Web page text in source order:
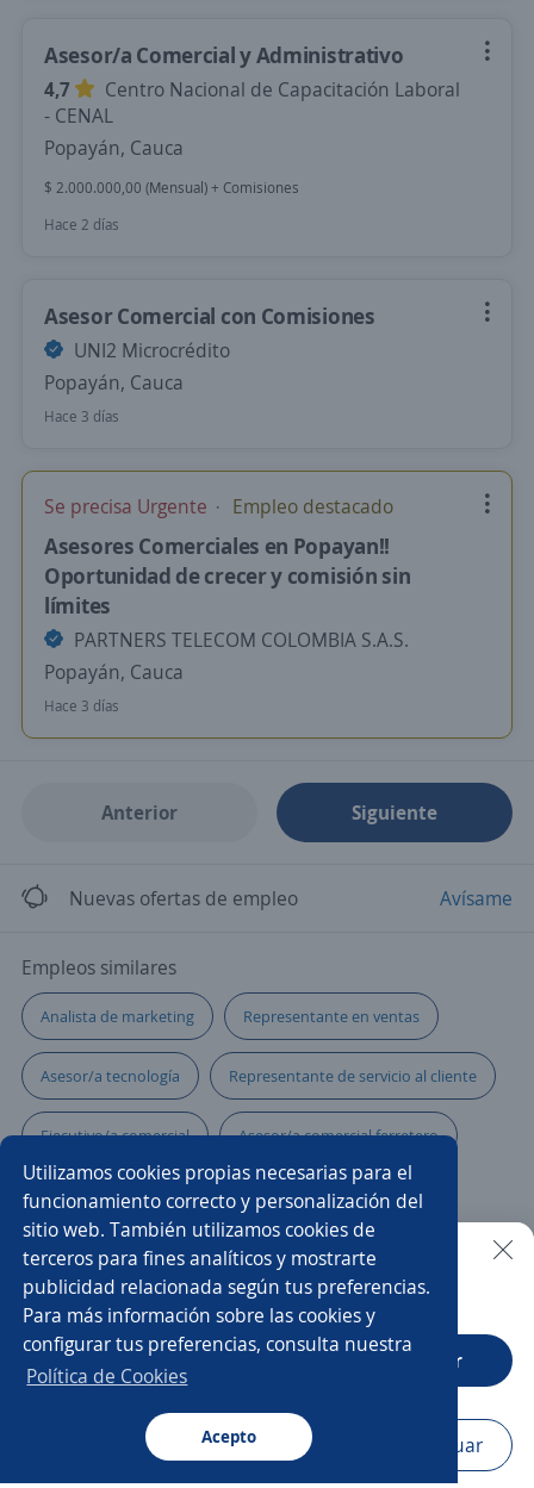
Utilizamos cookies propias necesarias para el
funcionamiento correcto y personalización del
sitio web. También utilizamos cookies de
terceros para fines analíticos y mostrarte
publicidad relacionada según tus preferencias.
Para más información sobre las cookies y
configurar tus preferencias, consulta nuestra
Política de Cookies
Acepto
Buscar Aplicaciones Avisos Favoritos
Asesor/a Comercial y Administrativo
4,7
Centro Nacional de Capacitación Laboral
- CENAL
Popayán, Cauca
$ 2.000.000,00 (Mensual) + Comisiones
Hace 2 días
Asesor Comercial con Comisiones
UNI2 Microcrédito
Popayán, Cauca
Hace 3 días
Se precisa Urgente Empleo destacado
Asesores Comerciales en Popayan!!
Oportunidad de crecer y comisión sin
límites
PARTNERS TELECOM COLOMBIA S.A.S.
Popayán, Cauca
Hace 3 días
Anterior Siguiente
Nuevas ofertas de empleo Avísame
Empleos similares
Analista de marketing Representante en ventas
Asesor/a tecnología Representante de servicio al cliente
Ejecutivo/a comercial Asesor/a comercial ferretero
Analista Administrativo comercial
Analista contable Subgerente nacional de ventas
Agente de contact center Asesores/as comerciales
Administrativo financiero
Supernumerario/a
Buscar es más fácil en la app
CT App Abrir
Navegador Continuar